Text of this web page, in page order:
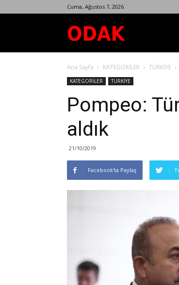
Cuma, Ağustos 7, 2026
Dergisi
Ana Sayfa KATEGORİLER TÜRKİYE
KATEGORİLER TÜRKİYE
Pompeo:
aldık
21/10/2019
Facebook'ta Paylaş